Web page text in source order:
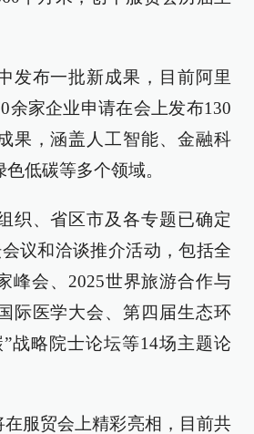
发布一批新成果，目前阿里
余家企业申请在会上发布130
果，涵盖人工智能、金融科
低碳等多个领域。
织、省区市及各专题已确定
议和洽谈推介活动，包括全
峰会、2025世界旅游合作与
际医学大会、第四届生态环
战略院士论坛等14场主题论
在服贸会上精彩亮相，目前共